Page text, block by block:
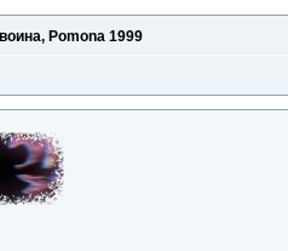
Pomona 1999